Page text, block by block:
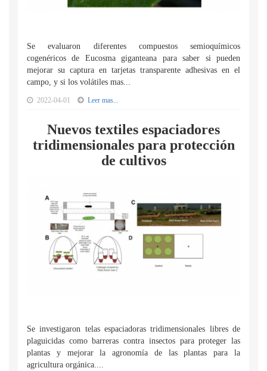
Se evaluaron diferentes compuestos semioquímicos
cogenéricos de Eucosma giganteana para saber si pueden
mejorar su captura en tarjetas transparente adhesivas en el
campo, y si los volátiles mas...
2022-04-01 Leer mas...
Nuevos textiles espaciadores
tridimensionales para protección
de cultivos
Se investigaron telas espaciadoras tridimensionales libres de
plaguicidas como barreras contra insectos para proteger las
plantas y mejorar la agronomía de las plantas para la
agricultura orgánica....